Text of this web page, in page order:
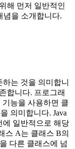
해 먼저 일반적인
념을 소개합니다.
는 것을 의미합니
합니다. 프로그래
능을 사용하면 클
의미합니다. Java
에 일반적으로 해당
스 A는 클래스 B의
다른 클래스에 넘